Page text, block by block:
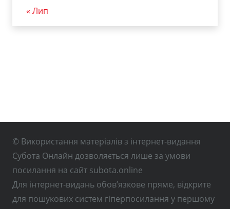
« Лип
© Використання матеріалів з інтернет-видання
Субота Онлайн дозволяється лише за умови
посилання на сайт subota.online
Для інтернет-видань обов’язкове пряме, відкрите
для пошукових систем гіперпосилання у першому